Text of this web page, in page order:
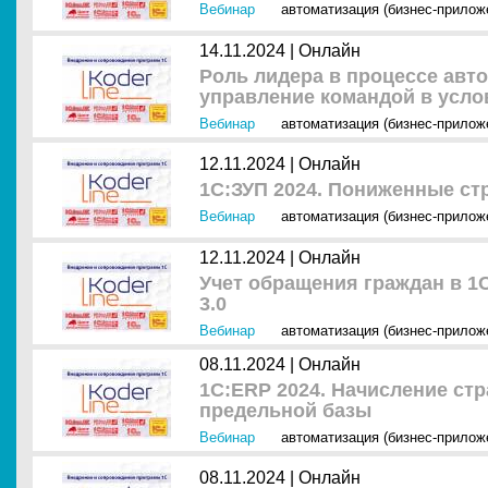
Вебинар автоматизация (бизнес-
14.11.2024 | Онлайн
Роль лидера в процессе
управление командой в
Вебинар автоматизация (бизнес-
12.11.2024 | Онлайн
1С:ЗУП 2024. Пониженные
Вебинар автоматизация (бизнес-
12.11.2024 | Онлайн
Учет обращения граждан в
3.0
Вебинар автоматизация (бизнес-
08.11.2024 | Онлайн
1С:ERP 2024. Начисление
предельной базы
Вебинар автоматизация (бизнес-
08.11.2024 | Онлайн